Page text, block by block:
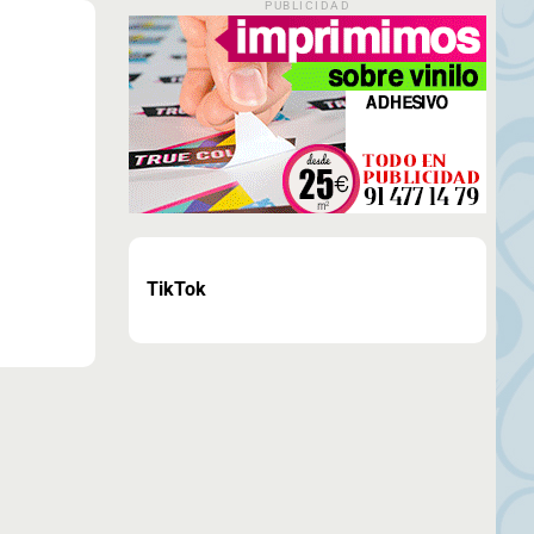
PUBLICIDAD
TikTok